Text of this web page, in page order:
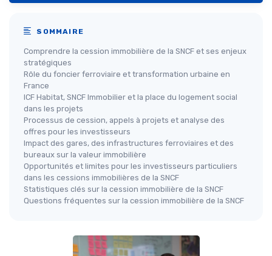
SOMMAIRE
Comprendre la cession immobilière de la SNCF et ses enjeux
stratégiques
Rôle du foncier ferroviaire et transformation urbaine en
France
ICF Habitat, SNCF Immobilier et la place du logement social
dans les projets
Processus de cession, appels à projets et analyse des
offres pour les investisseurs
Impact des gares, des infrastructures ferroviaires et des
bureaux sur la valeur immobilière
Opportunités et limites pour les investisseurs particuliers
dans les cessions immobilières de la SNCF
Statistiques clés sur la cession immobilière de la SNCF
Questions fréquentes sur la cession immobilière de la SNCF